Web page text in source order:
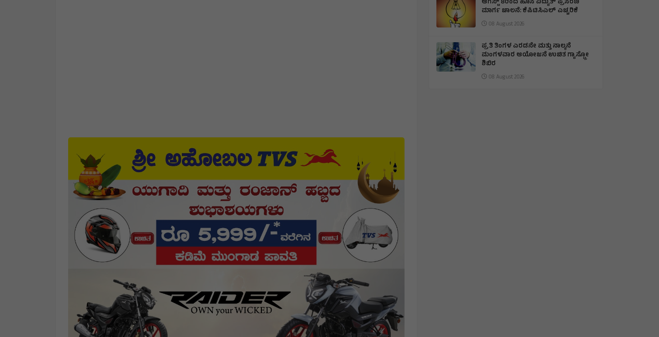
ಆಗಸ್ಟ್ 8ರಿಂದ ಹೊಸ ವಿದ್ಯುತ್ ಪ್ರಸರಣ
ಮಾರ್ಗ ಚಾಲನೆ: ಕೆಪಿಟಿಸಿಎಲ್ ಎಚ್ಚರಿಕೆ
08 August 2026
ಪ್ರತಿ ತಿಂಗಳ ಎರಡನೇ ಮತ್ತು ನಾಲ್ಕನೆ
ಮಂಗಳವಾರ ಆಯೋಜನೆ ಉಚಿತ ಗ್ಯಾಸ್ಟ್ರೋ
ಶಿಬಿರ
08 August 2026